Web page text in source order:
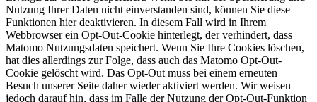
Nutzung Ihrer Daten nicht einverstanden sind, können Sie diese
Funktionen hier deaktivieren. In diesem Fall wird in Ihrem
Webbrowser ein Opt-Out-Cookie hinterlegt, der verhindert, dass
Matomo Nutzungsdaten speichert. Wenn Sie Ihre Cookies löschen,
hat dies allerdings zur Folge, dass auch das Matomo Opt-Out-
Cookie gelöscht wird. Das Opt-Out muss bei einem erneuten
Besuch unserer Seite daher wieder aktiviert werden. Wir weisen
jedoch darauf hin, dass im Falle der Nutzung der Opt-Out-Funktion